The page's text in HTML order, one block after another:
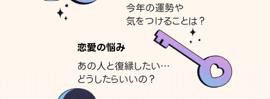
今年の運勢や
気をつけることは？
恋愛の悩み
あの人と復縁したい…
どうしたらいいの？